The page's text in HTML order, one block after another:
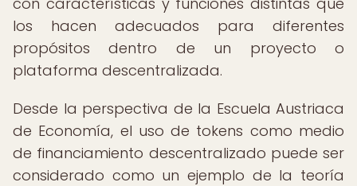
los hacen adecuados para diferentes
propósitos dentro de un proyecto o
plataforma descentralizada.
Desde la perspectiva de la Escuela Austriaca
de Economía, el uso de tokens como medio
de financiamiento descentralizado puede ser
considerado como un ejemplo de la teoría